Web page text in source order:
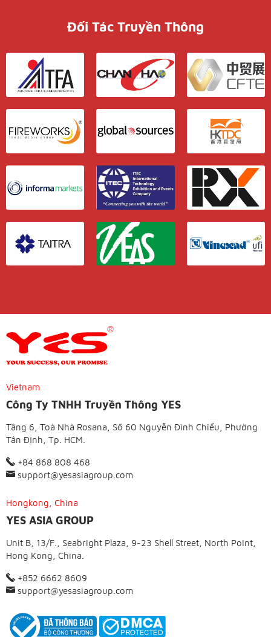
Đối Tác Truyền Thông
Vietnam
Công Ty TNHH Truyền Thông YES
Tầng 6, Toà Nhà Rosana, Số 60 Nguyễn Đình Chiểu, Phường
Tân Định, Tp. HCM.
+84 868 808 468
support@yesasiagroup.com
Hongkong, China
YES ASIA GROUP
Unit B, 13/F., Seabright Plaza, 9-23 Shell Street, North Point,
Hong Kong, China.
+852 6662 8609
support@yesasiagroup.com